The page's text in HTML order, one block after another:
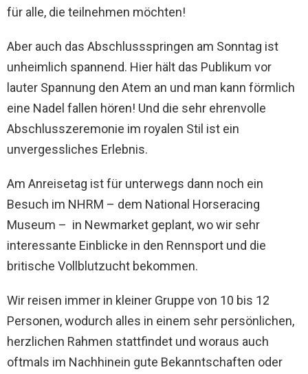
für alle, die teilnehmen möchten!
Aber auch das Abschlussspringen am Sonntag ist
unheimlich spannend. Hier hält das Publikum vor
lauter Spannung den Atem an und man kann förmlich
eine Nadel fallen hören! Und die sehr ehrenvolle
Abschlusszeremonie im royalen Stil ist ein
unvergessliches Erlebnis.
Am Anreisetag ist für unterwegs dann noch ein
Besuch im NHRM – dem National Horseracing
Museum – in Newmarket geplant, wo wir sehr
interessante Einblicke in den Rennsport und die
britische Vollblutzucht bekommen.
Wir reisen immer in kleiner Gruppe von 10 bis 12
Personen, wodurch alles in einem sehr persönlichen,
herzlichen Rahmen stattfindet und woraus auch
oftmals im Nachhinein gute Bekanntschaften oder